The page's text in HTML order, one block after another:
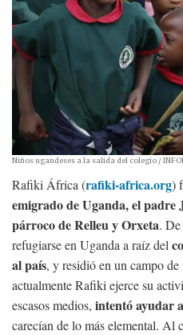
Niños ugandeses a la salida del colegio /
Rafiki África (rafiki-africa.org)
emigrado de Uganda, el padre
párroco de Relleu y Orxeta.
refugiarse en Uganda a raíz del
al país, y residió en un campo
actualmente Rafiki ejerce su
escasos medios, intentó ayudar
carecían de lo más elemental. Al